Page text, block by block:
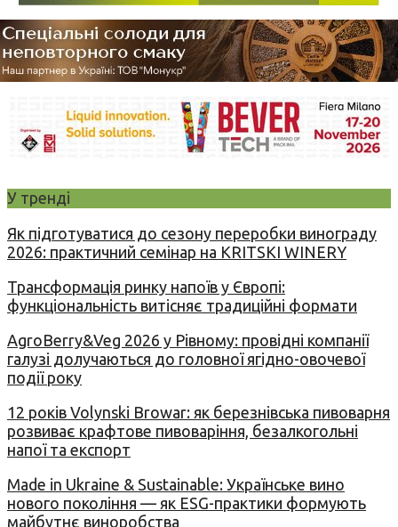
У тренді
Як підготуватися до сезону переробки винограду
2026: практичний семінар на KRITSKI WINERY
Трансформація ринку напоїв у Європі:
функціональність витісняє традиційні формати
AgroBerry&Veg 2026 у Рівному: провідні компанії
галузі долучаються до головної ягідно-овочевої
події року
12 років Volynski Browar: як березнівська пивоварня
розвиває крафтове пивоваріння, безалкогольні
напої та експорт
Made in Ukraine & Sustainable: Українське вино
нового покоління — як ESG-практики формують
майбутнє виноробства